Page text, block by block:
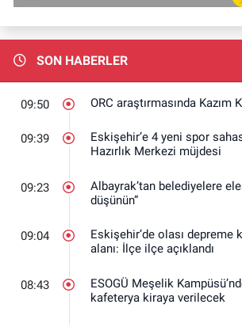
SON HABERLER
09:50 ORC araştırmasında Kazım
09:39
Eskişehir’e 4 yeni spor
Hazırlık Merkezi müjdesi
09:23
Albayrak’tan belediyelere
düşünün”
09:04
Eskişehir’de olası depreme
alanı: İlçe ilçe açıklandı
08:43
ESOGÜ Meşelik
kafeterya kiraya verilecek